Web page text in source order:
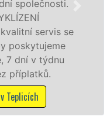
v Teplicích a
jak fyzickým, tak
zárukou kvalitně
STOP bez dalších